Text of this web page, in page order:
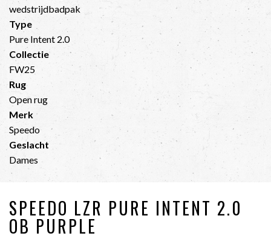
wedstrijdbadpak
Type
Pure Intent 2.0
Collectie
FW25
Rug
Open rug
Merk
Speedo
Geslacht
Dames
SPEEDO LZR PURE INTENT 2.0
OB PURPLE